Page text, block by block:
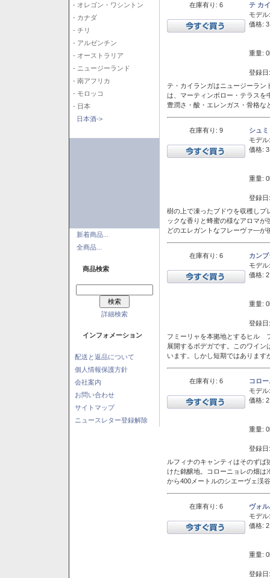
- オレゴン・ワシントン
- カナダ
- チリ
- アルゼンチン
- オーストラリア
- ニュージーランド
- 南アフリカ
- モロッコ
- 日本
日本酒->
新着商品...
全商品...
商品検索
詳細検索
インフォメーション
配送と返品について
個人情報保護方針
会社案内
お問い合わせ
サイトマップ
ニュースレター登録解除
在庫有り: 6
テ カ
モデル:
価格:
重量:
登録
テ・カイランガはニュージーラン
は、マーティンボロー・テラスを
豊潤さ・酸・エレンガス・骨格
在庫有り: 9
シュ
モデル:
価格:
重量:
登録
樹の上で凍ったブドウを収穫しプ
ックな香りと蜂蜜の様なアロマ
どのエレガントなフレーヴァ―が
在庫有り: 6
カン
モデル:
価格:
重量:
登録
フミーリャを本拠地とするヒル
展開するボデガです。このワイ
います。しかし短期ではありま
在庫有り: 6
コロ
モデル:
価格:
重量:
登録
ルフィナのキャンティはそのず
けた銘醸地。コローニョレの畑は
から400メートルのシエーヴェ渓
在庫有り: 6
ヴォ
モデル:
価格:
重量:
登録